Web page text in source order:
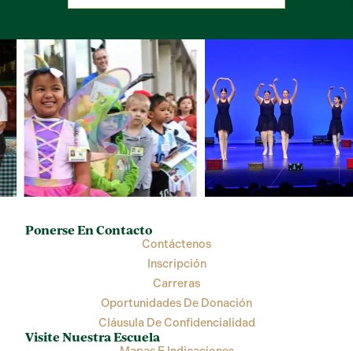
Ponerse En Contacto
Contáctenos
Inscripción
Carreras
Oportunidades De Donación
Cláusula De Confidencialidad
Visite Nuestra Escuela